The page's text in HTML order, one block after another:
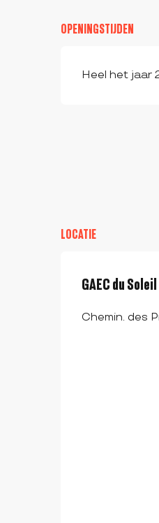
OPENINGSTIJDEN
Heel het jaar
LOCATIE
GAEC du
Chemin. des